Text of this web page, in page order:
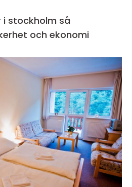
så
och ekonomi